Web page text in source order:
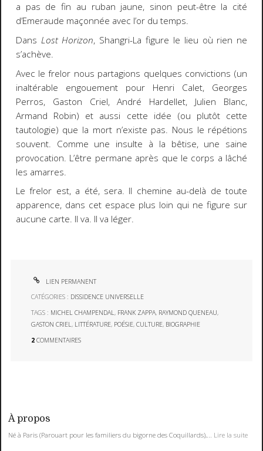
a pas de fin au ruban jaune, sinon peut-être la cité
d’Emeraude maçonnée avec l’or du temps.
Dans Lost Horizon, Shangri-La figure le lieu où rien ne
s’achève.
Avec le frelor nous partagions quelques convictions (un
inaltérable engouement pour Henri Calet, Georges
Perros, Gaston Criel, André Hardellet, Julien Blanc,
Armand Robin) et aussi cette idée (ou plutôt cette
tautologie) que la mort n’existe pas. Nous le répétions
souvent. Comme une insulte à la bêtise, une saine
provocation. L’être permane après que le corps a lâché
les amarres.
Le frelor est, a été, sera. Il chemine au-delà de toute
apparence, dans cet espace plus loin qui ne figure sur
aucune carte. Il va. Il va léger.
LIEN PERMANENT
CATÉGORIES : DISSIDENCE UNIVERSELLE
TAGS : MICHEL CHAMPENDAL, FRANK ZAPPA, RAYMOND QUENEAU,
GASTON CRIEL, LITTÉRATURE, POÉSIE,CULTURE, BIOGRAPHIE
2 COMMENTAIRES
À propos
Né à Paris (Parouart pour les familiers du bigorne des Coquillards),... Lire la suite